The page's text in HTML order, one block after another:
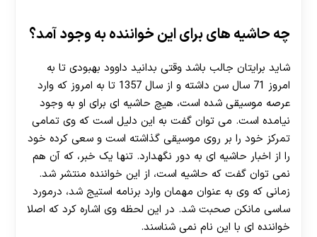
چه حاشیه های برای این خواننده به وجود آمد؟
شاید برایتان جالب باشد وقتی بدانید داوود بهبودی تا به
امروز 71 سال سن داشته و از سال 1357 تا به امروز که وارد
عرصه موسیقی شده است، هیچ حاشیه ای برای او به وجود
نیامده است. می توان گفت به این دلیل است که وی تمامی
تمرکز خود را بر روی موسیقی گذاشته است و سعی کرده خود
را از اخبار حاشیه ای به دور نگهدارد. تنها یک خبر، که آن هم
نمی توان گفت که حاشیه است، از این خواننده منتشر شد.
زمانی که وی به عنوان مهمان وارد برنامه استیج شد، درمورد
ساسی مانکن صحبت شد. در این لحظه وی اشاره کرد که اصلا
خواننده ای با این نام نمی شناسند.